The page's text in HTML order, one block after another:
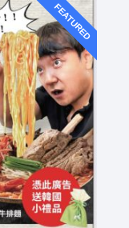
FEATURED